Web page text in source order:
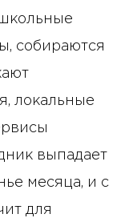
собираются
локальные
выпадает
месяца, и с
для